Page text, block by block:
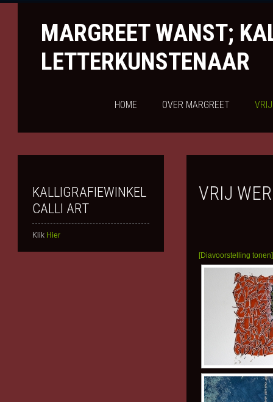
MARGREET WANST;
LETTERKUNSTENAAR
HOME OVER MARGREET
VRIJ
[Diavoorstelling tonen]
KALLIGRAFIEWINKEL
CALLI ART
Klik Hier